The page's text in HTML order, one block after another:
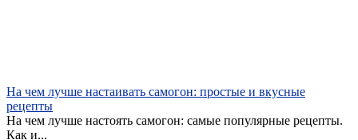
На чем лучше настаивать самогон: простые и вкусные
рецепты
На чем лучше настоять самогон: самые популярные рецепты.
Как и...